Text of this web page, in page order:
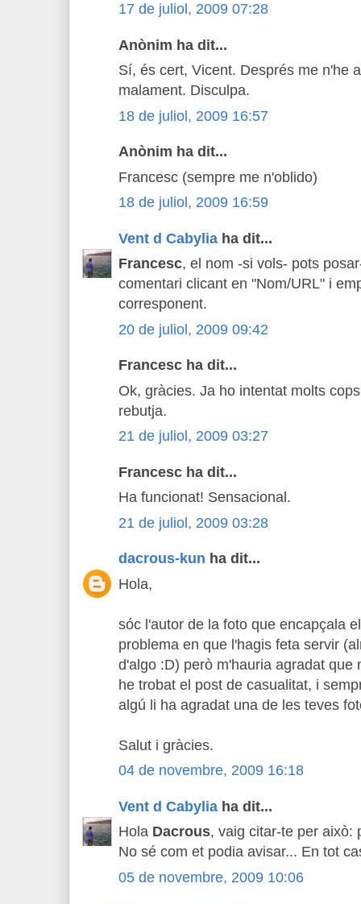
17 de juliol, 2009 07:28
Anònim ha dit...
Sí, és cert, Vicent. Després me n'he
malament. Disculpa.
18 de juliol, 2009 16:57
Anònim ha dit...
Francesc (sempre me n'oblido)
18 de juliol, 2009 16:59
Vent d Cabylia ha dit...
Francesc, el nom -si vols- pots
comentari clicant en "Nom/URL" i
corresponent.
20 de juliol, 2009 09:42
Francesc ha dit...
Ok, gràcies. Ja ho intentat molts
rebutja.
21 de juliol, 2009 03:27
Francesc ha dit...
Ha funcionat! Sensacional.
21 de juliol, 2009 03:28
dacrous-kun ha dit...
Hola,
sóc l'autor de la foto que encapçala
problema en que l'hagis feta servir
d'algo :D) però m'hauria agradat que
he trobat el post de casualitat, i
algú li ha agradat una de les teves
Salut i gràcies.
04 de novembre, 2009 16:18
Vent d Cabylia ha dit...
Hola Dacrous, vaig citar-te per això:
No sé com et podia avisar... En tot
05 de novembre, 2009 10:06